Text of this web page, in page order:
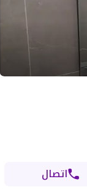
اتصال